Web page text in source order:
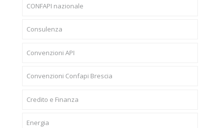
CONFAPI nazionale
Consulenza
Convenzioni API
Convenzioni Confapi Brescia
Credito e Finanza
Energia